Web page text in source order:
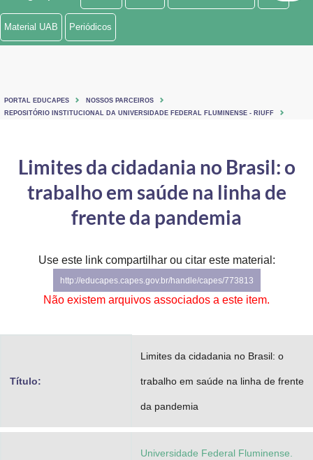
Ministério de Minas e Energia
Ministério do Turismo
Controladoria-Geral da União
Secretaria de Governo
Gabinete de Segurança Institucional
Planalto
Material UAB Periódicos
PORTAL EDUCAPES
NOSSOS PARCEIROS
REPOSITÓRIO INSTITUCIONAL DA UNIVERSIDADE FEDERAL FLUMINENSE - RIUFF
Limites da cidadania no Brasil: o
trabalho em saúde na linha de
frente da pandemia
Use este link compartilhar ou citar este material:
http://educapes.capes.gov.br/handle/capes/773813
Não existem arquivos associados a este item.
Título:
Limites da cidadania no Brasil: o
trabalho em saúde na linha de frente
da pandemia
Universidade Federal Fluminense.